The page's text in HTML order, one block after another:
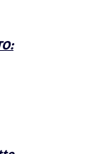
: